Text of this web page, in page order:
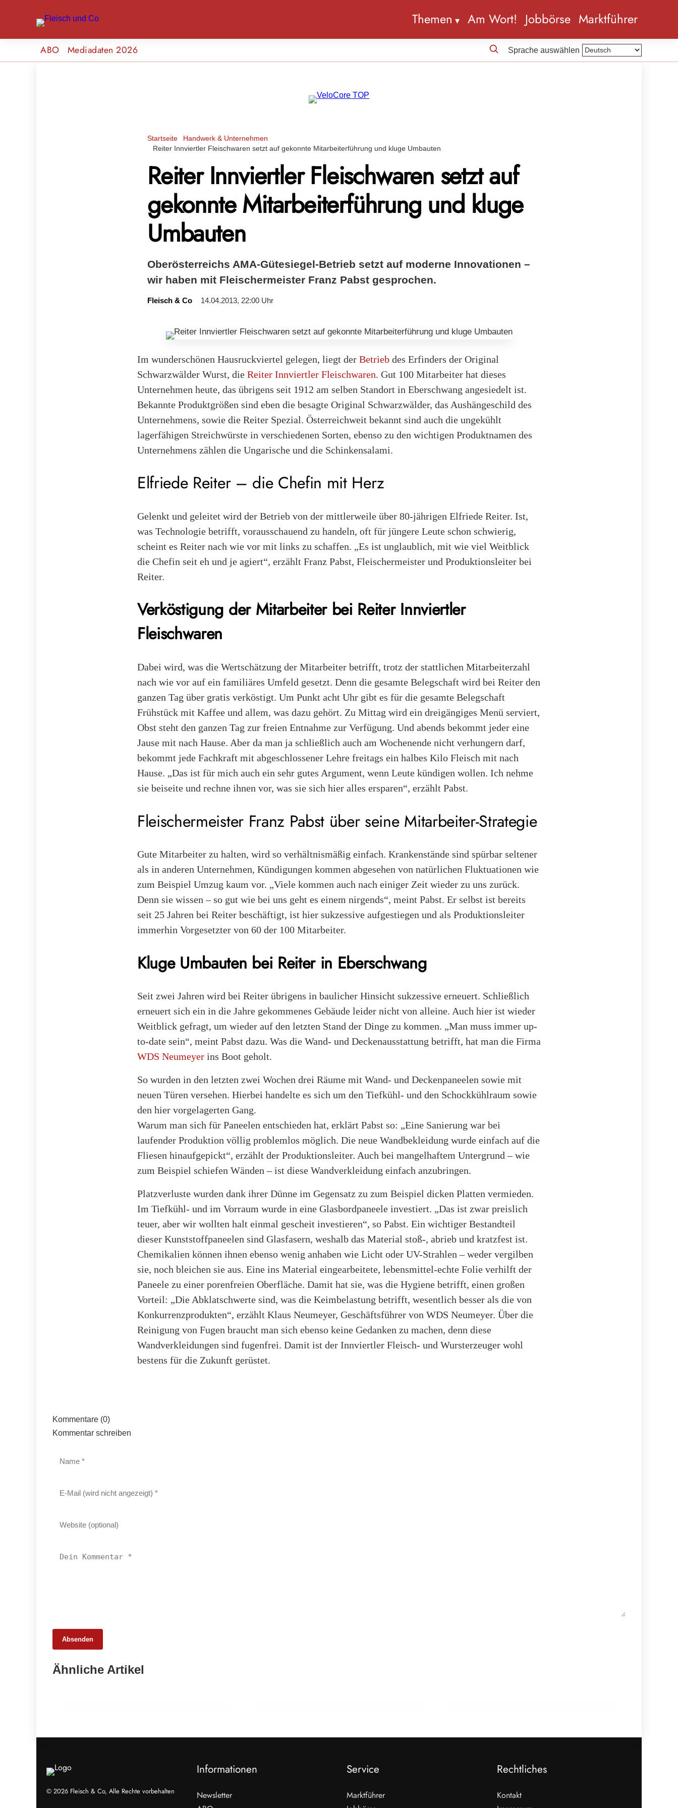
Themen Am Wort! Jobbörse Marktführer
ABO Mediadaten 2026 Sprache auswählen
Startseite
Handwerk & Unternehmen
Reiter Innviertler Fleischwaren setzt auf gekonnte Mitarbeiterführung und kluge Umbauten
Reiter Innviertler Fleischwaren setzt auf
gekonnte Mitarbeiterführung und kluge
Umbauten
Oberösterreichs AMA-Gütesiegel-Betrieb setzt auf moderne Innovationen –
wir haben mit Fleischermeister Franz Pabst gesprochen.
Fleisch & Co 14.04.2013, 22:00 Uhr
Im wunderschönen Hausruckviertel gelegen, liegt der Betrieb des Erfinders der Original
Schwarzwälder Wurst, die Reiter Innviertler Fleischwaren. Gut 100 Mitarbeiter hat dieses
Unternehmen heute, das übrigens seit 1912 am selben Standort in Eberschwang angesiedelt ist.
Bekannte Produktgrößen sind eben die besagte Original Schwarzwälder, das Aushängeschild des
Unternehmens, sowie die Reiter Spezial. Österreichweit bekannt sind auch die ungekühlt
lagerfähigen Streichwürste in verschiedenen Sorten, ebenso zu den wichtigen Produktnamen des
Unternehmens zählen die Ungarische und die Schinkensalami.
Elfriede Reiter – die Chefin mit Herz
Gelenkt und geleitet wird der Betrieb von der mittlerweile über 80-jährigen Elfriede Reiter. Ist,
was Technologie betrifft, vorausschauend zu handeln, oft für jüngere Leute schon schwierig,
scheint es Reiter nach wie vor mit links zu schaffen. „Es ist unglaublich, mit wie viel Weitblick
die Chefin seit eh und je agiert“, erzählt Franz Pabst, Fleischermeister und Produktionsleiter bei
Reiter.
Verköstigung der Mitarbeiter bei Reiter Innviertler
Fleischwaren
Dabei wird, was die Wertschätzung der Mitarbeiter betrifft, trotz der stattlichen Mitarbeiterzahl
nach wie vor auf ein familiäres Umfeld gesetzt. Denn die gesamte Belegschaft wird bei Reiter den
ganzen Tag über gratis verköstigt. Um Punkt acht Uhr gibt es für die gesamte Belegschaft
Frühstück mit Kaffee und allem, was dazu gehört. Zu Mittag wird ein dreigängiges Menü serviert,
Obst steht den ganzen Tag zur freien Entnahme zur Verfügung. Und abends bekommt jeder eine
Jause mit nach Hause. Aber da man ja schließlich auch am Wochenende nicht verhungern darf,
bekommt jede Fachkraft mit abgeschlossener Lehre freitags ein halbes Kilo Fleisch mit nach
Hause. „Das ist für mich auch ein sehr gutes Argument, wenn Leute kündigen wollen. Ich nehme
sie beiseite und rechne ihnen vor, was sie sich hier alles ersparen“, erzählt Pabst.
Fleischermeister Franz Pabst über seine Mitarbeiter-Strategie
Gute Mitarbeiter zu halten, wird so verhältnismäßig einfach. Krankenstände sind spürbar seltener
als in anderen Unternehmen, Kündigungen kommen abgesehen von natürlichen Fluktuationen wie
zum Beispiel Umzug kaum vor. „Viele kommen auch nach einiger Zeit wieder zu uns zurück.
Denn sie wissen – so gut wie bei uns geht es einem nirgends“, meint Pabst. Er selbst ist bereits
seit 25 Jahren bei Reiter beschäftigt, ist hier sukzessive aufgestiegen und als Produktionsleiter
immerhin Vorgesetzter von 60 der 100 Mitarbeiter.
Kluge Umbauten bei Reiter in Eberschwang
Seit zwei Jahren wird bei Reiter übrigens in baulicher Hinsicht sukzessive erneuert. Schließlich
erneuert sich ein in die Jahre gekommenes Gebäude leider nicht von alleine. Auch hier ist wieder
Weitblick gefragt, um wieder auf den letzten Stand der Dinge zu kommen. „Man muss immer up-
to-date sein“, meint Pabst dazu. Was die Wand- und Deckenausstattung betrifft, hat man die Firma
WDS Neumeyer ins Boot geholt.
So wurden in den letzten zwei Wochen drei Räume mit Wand- und Deckenpaneelen sowie mit
neuen Türen versehen. Hierbei handelte es sich um den Tiefkühl- und den Schockkühlraum sowie
den hier vorgelagerten Gang.
Warum man sich für Paneelen entschieden hat, erklärt Pabst so: „Eine Sanierung war bei
laufender Produktion völlig problemlos möglich. Die neue Wandbekleidung wurde einfach auf die
Fliesen hinaufgepickt“, erzählt der Produktionsleiter. Auch bei mangelhaftem Untergrund – wie
zum Beispiel schiefen Wänden – ist diese Wandverkleidung einfach anzubringen.
Platzverluste wurden dank ihrer Dünne im Gegensatz zu zum Beispiel dicken Platten vermieden.
Im Tiefkühl- und im Vorraum wurde in eine Glasbordpaneele investiert. „Das ist zwar preislich
teuer, aber wir wollten halt einmal gescheit investieren“, so Pabst. Ein wichtiger Bestandteil
dieser Kunststoffpaneelen sind Glasfasern, weshalb das Material stoß-, abrieb und kratzfest ist.
Chemikalien können ihnen ebenso wenig anhaben wie Licht oder UV-Strahlen – weder vergilben
sie, noch bleichen sie aus. Eine ins Material eingearbeitete, lebensmittel-echte Folie verhilft der
Paneele zu einer porenfreien Oberfläche. Damit hat sie, was die Hygiene betrifft, einen großen
Vorteil: „Die Abklatschwerte sind, was die Keimbelastung betrifft, wesentlich besser als die von
Konkurrenzprodukten“, erzählt Klaus Neumeyer, Geschäftsführer von WDS Neumeyer. Über die
Reinigung von Fugen braucht man sich ebenso keine Gedanken zu machen, denn diese
Wandverkleidungen sind fugenfrei. Damit ist der Innviertler Fleisch- und Wursterzeuger wohl
bestens für die Zukunft gerüstet.
Kommentare (0)
Kommentar schreiben
Absenden
Ähnliche Artikel
Ehrpfennig für Kärntner
© 2026 Fleisch & Co, Alle Rechte vorbehalten
Informationen
Newsletter
Service
Marktführer
Rechtliches
Kontakt